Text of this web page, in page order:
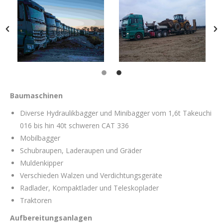
Baumaschinen
Diverse Hydraulikbagger und Minibagger vom 1,6t Takeuchi
016 bis hin 40t schweren CAT 336
Mobilbagger
Schubraupen, Laderaupen und Gräder
Muldenkipper
Verschieden Walzen und Verdichtungsgeräte
Radlader, Kompaktlader und Teleskoplader
Traktoren
Aufbereitungsanlagen